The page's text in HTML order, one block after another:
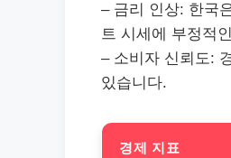
– 금리 인상: 한국
트 시세에 부정적
– 소비자 신뢰도:
있습니다.
경제 지표